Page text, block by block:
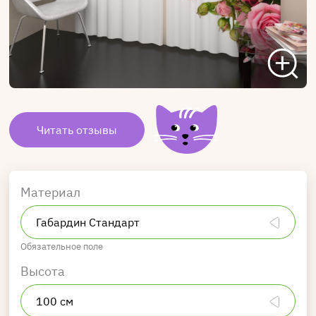
Читать отзывы
Материал
Обязательное поле
Высота